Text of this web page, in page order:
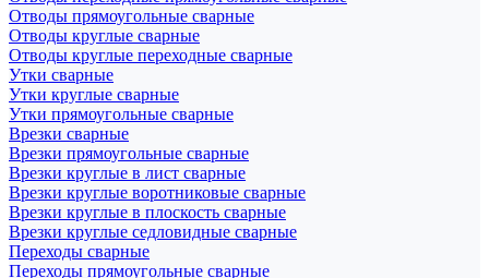
Отводы прямоугольные сварные
Отводы круглые сварные
Отводы круглые переходные сварные
Утки сварные
Утки круглые сварные
Утки прямоугольные сварные
Врезки сварные
Врезки прямоугольные сварные
Врезки круглые в лист сварные
Врезки круглые воротниковые сварные
Врезки круглые в плоскость сварные
Врезки круглые седловидные сварные
Переходы сварные
Переходы прямоугольные сварные